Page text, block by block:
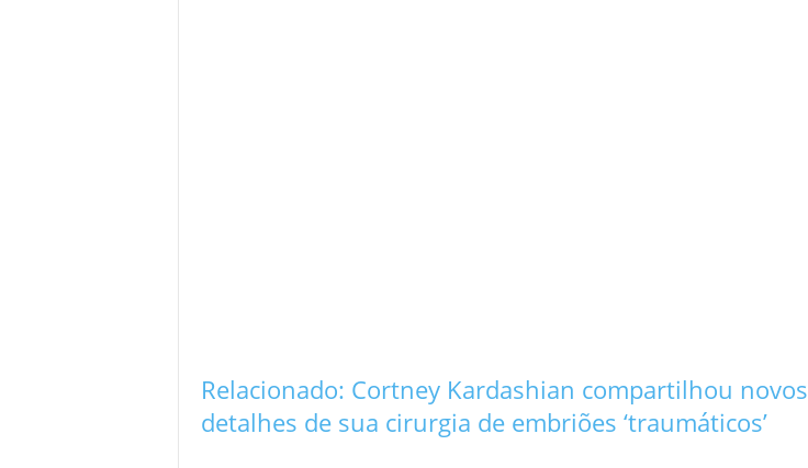
Relacionado: Cortney Kardashian compartilhou novos
detalhes de sua cirurgia de embriões ‘traumáticos’